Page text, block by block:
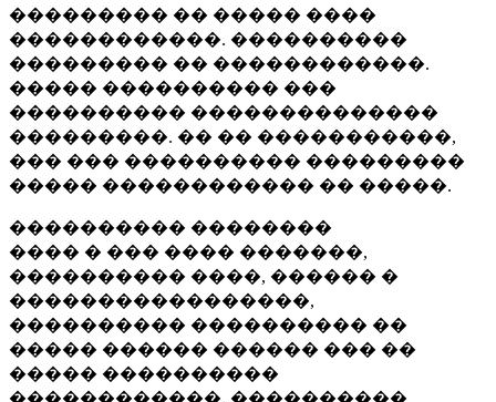
��������� �� ����� ����
������������. ����������
��������� �� ������������.
����� ���������� ���
���������� ��������������
���������. �� �� �����������,
��� ��� ���������� ���������
����� ������������ �� �����.
���������� ��������
���� � ��� ���� �������,
���������� ����, ������ �
�����������������,
���������� ���������� ��
����� ������ ������ ��� ��
����� ����������
������������, ����������